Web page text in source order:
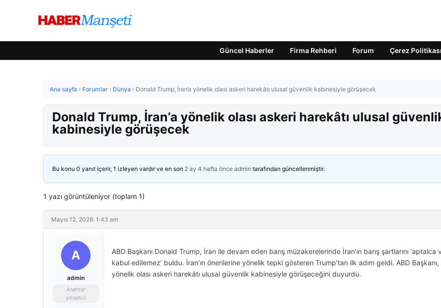
Güncel Haberler Firma Rehberi Forum Çerez Politikası
Ana sayfa › Forumlar › Dünya › Donald Trump, İran’a yönelik olası askeri harekâtı ulusal güvenlik kabinesiyle görüşecek
Donald Trump, İran’a yönelik olası askeri harekâtı ulusal
kabinesiyle görüşecek
Bu konu 0 yanıt içerir, 1 izleyen vardır ve en son 2 ay 4 hafta önce admin tarafından güncellenmiştir.
1 yazı görüntüleniyor (toplam 1)
Mayıs 12, 2026: 1:43 am
A
admin
Anahtar
yönetici
ABD Başkanı Donald Trump, İran ile devam eden barış müzakerelerinde İran’ın barış şartlarını ‘aptalca
kabul edilemez’ buldu. İran’ın önerilerine yönelik tepki gösteren Trump’tan ilk adım geldi. ABD Başkanı,
yönelik olası askeri harekâtı ulusal güvenlik kabinesiyle görüşeceğini duyurdu.